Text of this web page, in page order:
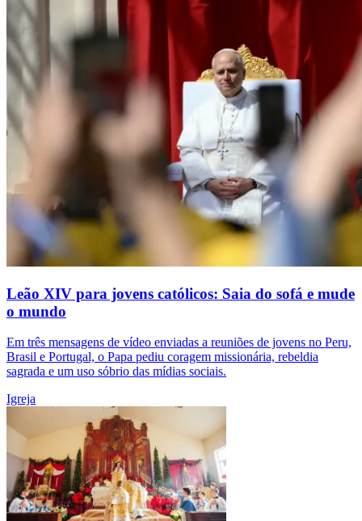
Leão XIV para jovens católicos: Saia do sofá e mude
o mundo
Em três mensagens de vídeo enviadas a reuniões de jovens no Peru,
Brasil e Portugal, o Papa pediu coragem missionária, rebeldia
sagrada e um uso sóbrio das mídias sociais.
Igreja